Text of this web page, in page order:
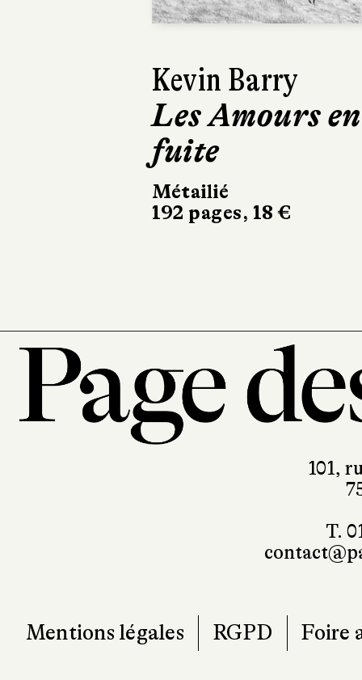
Amira Ghenim
Le Désastre de
la maison des
notables
10/18
101,
T.
Mentions légales RGPD Foire